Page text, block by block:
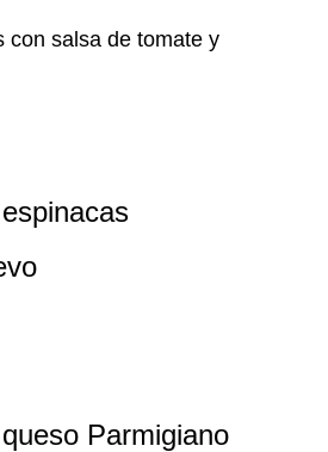
con salsa de tomate y
Parmigiano